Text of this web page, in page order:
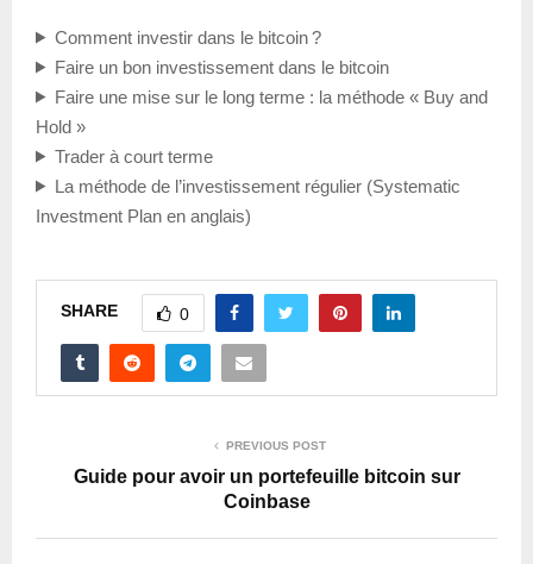
Comment investir dans le bitcoin ?
Faire un bon investissement dans le bitcoin
Faire une mise sur le long terme : la méthode « Buy and
Hold »
Trader à court terme
La méthode de l’investissement régulier (Systematic
Investment Plan en anglais)
SHARE 0
PREVIOUS POST
Guide pour avoir un portefeuille bitcoin sur
Coinbase